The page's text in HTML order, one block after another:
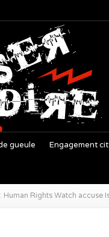
gueule Engagement
Human Rights Watch accuse